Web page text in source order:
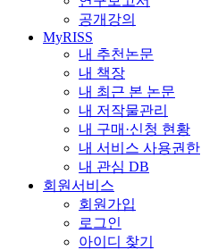
공개강의
MyRISS
내 추천논문
내 책장
내 최근 본 논문
내 저작물관리
내 구매·신청 현황
내 서비스 사용권한
내 관심 DB
회원서비스
회원가입
로그인
아이디 찾기